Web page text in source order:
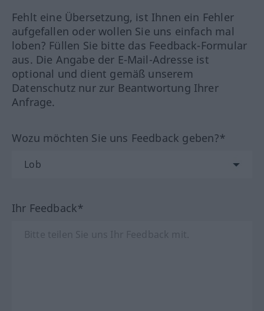
Fehlt eine Übersetzung, ist Ihnen ein Fehler
aufgefallen oder wollen Sie uns einfach mal
loben? Füllen Sie bitte das Feedback-Formular
aus. Die Angabe der E-Mail-Adresse ist
optional und dient gemäß unserem
Datenschutz nur zur Beantwortung Ihrer
Anfrage.
Wozu möchten Sie uns Feedback geben?*
Ihr Feedback*